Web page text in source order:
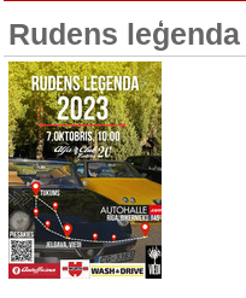
Rudens leģenda